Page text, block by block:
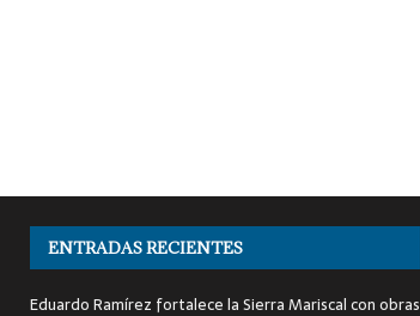
ENTRADAS RECIENTES
Eduardo Ramírez fortalece la Sierra Mariscal con obras